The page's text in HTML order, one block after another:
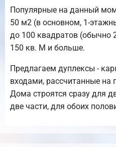
Популярные на данный
50 м2 (в основном, 1-
до 100 квадратов (обычно
150 кв. М и больше.
Предлагаем дуплексы -
входами, рассчитанные на
Дома строятся сразу для
две части, для обоих